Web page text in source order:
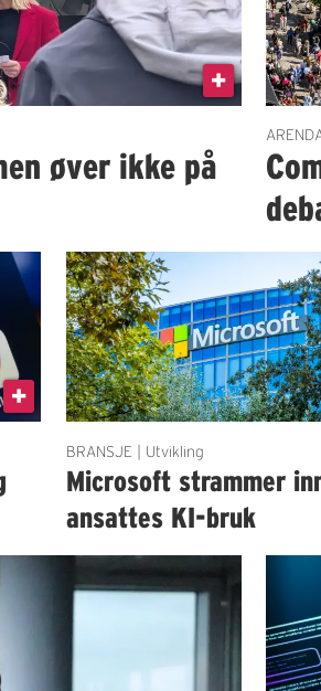
øver ikke på
BRANSJE | Utvikling
Microsoft strammer
ansattes KI-bruk